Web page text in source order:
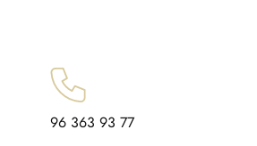
96 363 93 77